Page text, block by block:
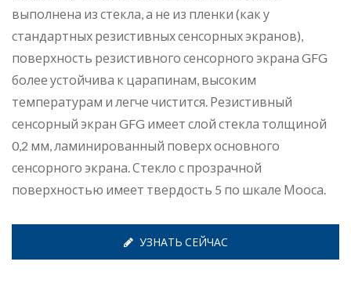
выполнена из стекла, а не из пленки (как у
стандартных резистивных сенсорных экранов),
поверхность резистивного сенсорного экрана GFG
более устойчива к царапинам, высоким
температурам и легче чистится. Резистивный
сенсорный экран GFG имеет слой стекла толщиной
0,2 мм, ламинированный поверх основного
сенсорного экрана. Стекло с прозрачной
поверхностью имеет твердость 5 по шкале Мооса.
УЗНАТЬ СЕЙЧАС